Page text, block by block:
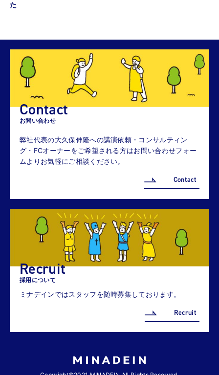
た
Contact
お問い合わせ
弊社代表の大久保伸隆への講演依頼・コンサルティン
グ・FCオーナーをご希望される方はお問い合わせフォー
ムよりお気軽にご相談ください。
Contact
Recruit
採用について
ミナデインではスタッフを随時募集しております。
Recruit